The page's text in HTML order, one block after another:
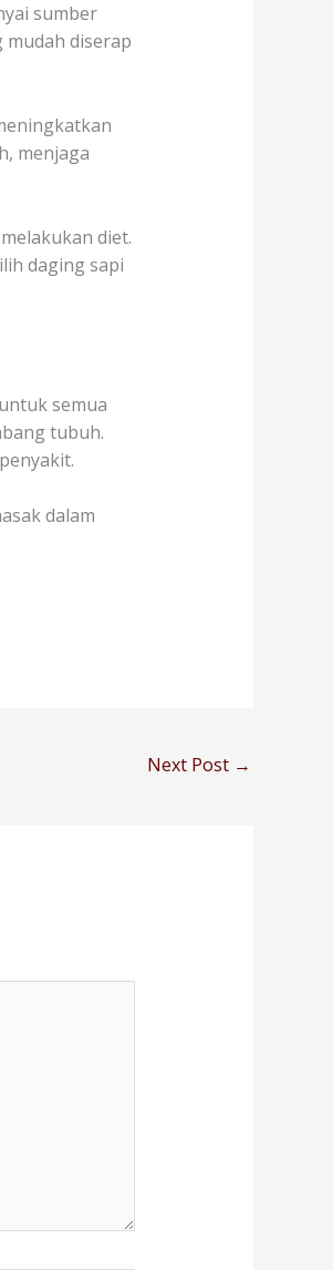
sumber
diserap
menjaga
diet.
daging sapi
semua
tubuh.
dalam
Next Post →